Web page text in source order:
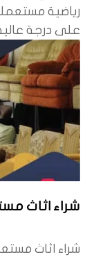
رياضية
على درجة
شراء اثاث
شراء اثاث